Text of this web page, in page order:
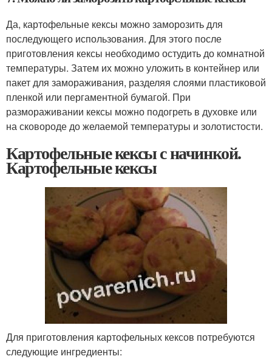
Да, картофельные кексы можно заморозить для
последующего использования. Для этого после
приготовления кексы необходимо остудить до комнатной
температуры. Затем их можно уложить в контейнер или
пакет для замораживания, разделяя слоями пластиковой
пленкой или пергаментной бумагой. При
размораживании кексы можно подогреть в духовке или
на сковороде до желаемой температуры и золотистости.
Картофельные кексы с начинкой.
Картофельные кексы
Для приготовления картофельных кексов потребуются
следующие ингредиенты: